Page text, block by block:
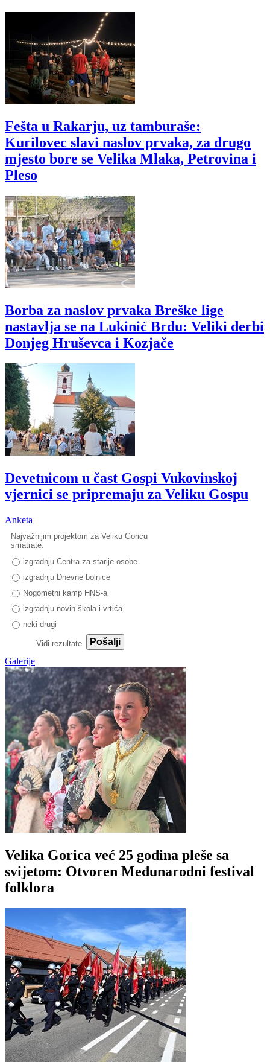
Fešta u Rakarju, uz tamburaše:
Kurilovec slavi naslov prvaka, za drugo
mjesto bore se Velika Mlaka, Petrovina i
Pleso
Borba za naslov prvaka Breške lige
nastavlja se na Lukinić Brdu: Veliki derbi
Donjeg Hruševca i Kozjače
Devetnicom u čast Gospi Vukovinskoj
vjernici se pripremaju za Veliku Gospu
Anketa
Najvažnijim projektom za Veliku Goricu
smatrate:
izgradnju Centra za starije osobe
izgradnju Dnevne bolnice
Nogometni kamp HNS-a
izgradnju novih škola i vrtića
neki drugi
Vidi rezultate
Pošalji
Galerije
Velika Gorica već 25 godina pleše sa
svijetom: Otvoren Međunarodni festival
folklora